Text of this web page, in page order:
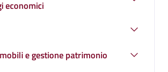
economici
e gestione patrimonio